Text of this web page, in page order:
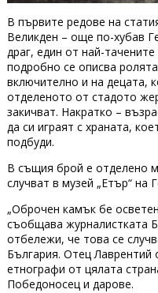
В първите редове на
Великден – още по-хубав
драг, един от най-
подробно се описва
включително и на децата,
отделеното от стадото
закичват. Накратко –
да си играят с храната,
подбуди.
В същия брой е отделено
случват в музей „Етър“ на
„Оброчен камък бе
съобщава журналистката
отбележи, че това се
България. Отец
етнографи от цялата
Победоносец и дарове.